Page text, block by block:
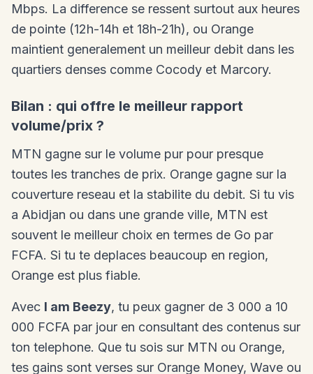
Mbps. La difference se ressent surtout aux heures
de pointe (12h-14h et 18h-21h), ou Orange
maintient generalement un meilleur debit dans les
quartiers denses comme Cocody et Marcory.
Bilan : qui offre le meilleur rapport
volume/prix ?
MTN gagne sur le volume pur pour presque
toutes les tranches de prix. Orange gagne sur la
couverture reseau et la stabilite du debit. Si tu vis
a Abidjan ou dans une grande ville, MTN est
souvent le meilleur choix en termes de Go par
FCFA. Si tu te deplaces beaucoup en region,
Orange est plus fiable.
Avec I am Beezy, tu peux gagner de 3 000 a 10
000 FCFA par jour en consultant des contenus sur
ton telephone. Que tu sois sur MTN ou Orange,
tes gains sont verses sur Orange Money, Wave ou